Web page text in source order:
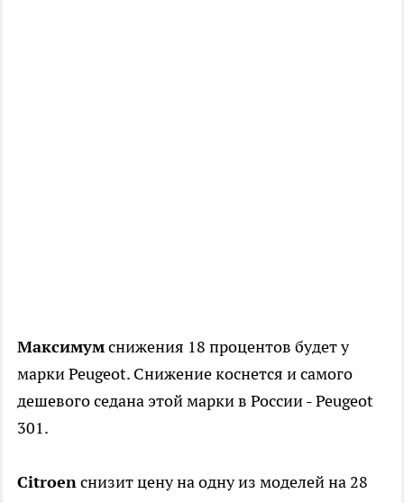
Максимумснижения 18 процентов будет у
марки Peugeot. Снижение коснется и самого
дешевого седана этой марки в России - Peugeot
301.
Citroenснизит цену на одну из моделей на 28